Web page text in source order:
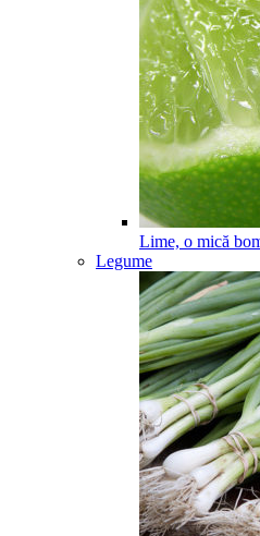
Lime, o mică
Legume